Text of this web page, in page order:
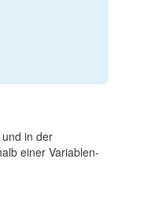
in der
einer Variablen-